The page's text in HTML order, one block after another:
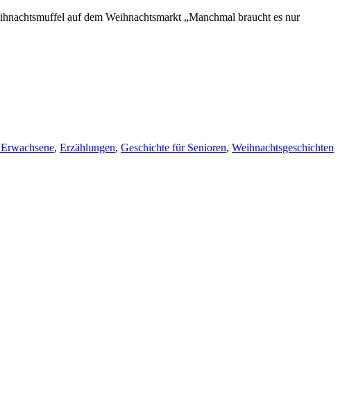
auf dem Weihnachtsmarkt „Manchmal braucht es nur
, Erzählungen, Geschichte für Senioren, Weihnachtsgeschichten